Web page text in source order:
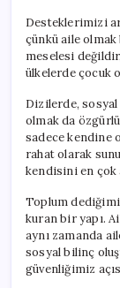
Desteklerimizi
çünkü aile
meselesi
ülkelerde çocuk
Dizilerde,
olmak da
sadece kendine
rahat olarak
kendisini en
Toplum
kuran bir yapı.
aynı zamanda
sosyal bilinç
güvenliğimiz